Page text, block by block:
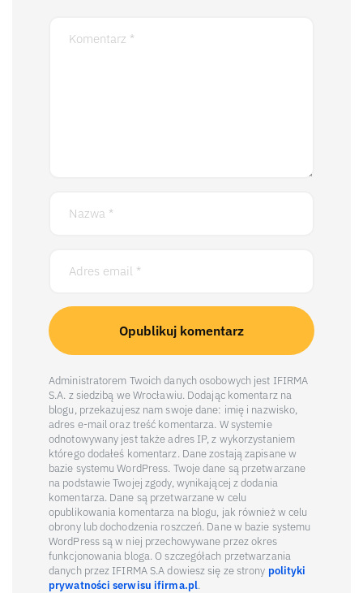
Administratorem Twoich danych osobowych jest IFIRMA
S.A. z siedzibą we Wrocławiu. Dodając komentarz na
blogu, przekazujesz nam swoje dane: imię i nazwisko,
adres e-mail oraz treść komentarza. W systemie
odnotowywany jest także adres IP, z wykorzystaniem
którego dodałeś komentarz. Dane zostają zapisane w
bazie systemu WordPress. Twoje dane są przetwarzane
na podstawie Twojej zgody, wynikającej z dodania
komentarza. Dane są przetwarzane w celu
opublikowania komentarza na blogu, jak również w celu
obrony lub dochodzenia roszczeń. Dane w bazie systemu
WordPress są w niej przechowywane przez okres
funkcjonowania bloga. O szczegółach przetwarzania
danych przez IFIRMA S.A dowiesz się ze strony polityki
prywatności serwisu ifirma.pl.